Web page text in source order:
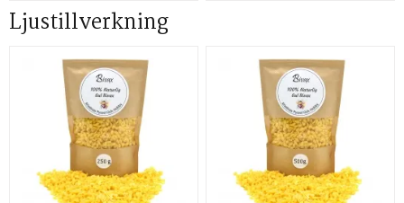
Ljustillverkning